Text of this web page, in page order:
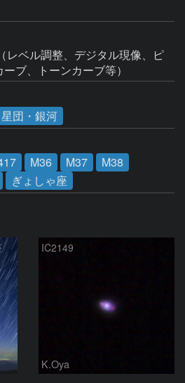
レベル調整、デジタル現像、ピ
ブ、トーンカーブ等）
団・銀河
M36 M37
M38
ぎょしゃ座
IC2149
K.Oya